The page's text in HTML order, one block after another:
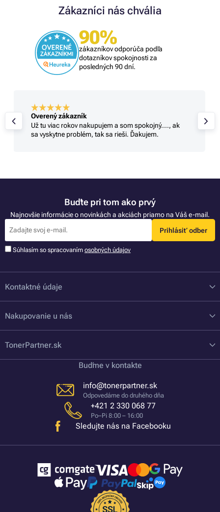
Zákazníci nás chvália
90%
zákazníkov odporúča podľa
dotazníkov spokojnosti za
posledných 90 dní.
Overený zákazník
Už tu viac rokov nakupujem a som spokojný...., ak
sa vyskytne problém, tak sa rieši. Ďakujem.
Buďte pri tom ako prvý
Najnovšie informácie o novinkách a akciách priamo na Váš e-mail.
Prihlásiť odber
Súhlasím so spracovaním osobných údajov
Kontaktné údaje
Nakupovanie u nás
TonerPartner.sk
Buďme v kontakte
info@tonerpartner.sk
Odpovedáme do druhého dňa
+421 2 330 068 77
Po–Pi 8:00 – 16:00
Sledujte nás na Facebooku